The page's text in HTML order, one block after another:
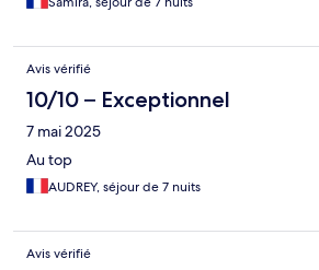
Avis vérifié
10/10 – Exceptionnel
7 mai 2025
Au top
AUDREY, séjour de 7 nuits
Avis vérifié